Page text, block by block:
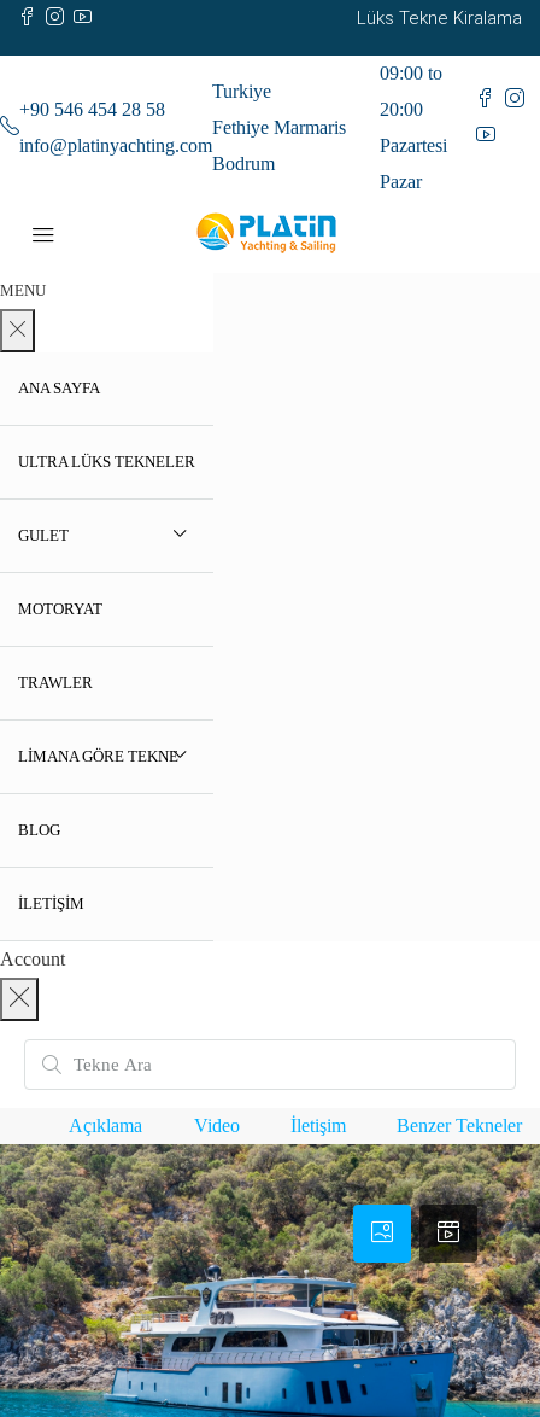
Lüks Tekne Kiralama
+90 546 454 28 58
info@platinyachting.com
Turkiye
Fethiye Marmaris
Bodrum
09:00 to
20:00
Pazartesi
Pazar
MENU
ANA SAYFA
ULTRA LÜKS TEKNELER
GULET
MOTORYAT
TRAWLER
LIMANA GÖRE TEKNE
BLOG
İLETIŞIM
Account
Açıklama Video İletişim Benzer Tekneler